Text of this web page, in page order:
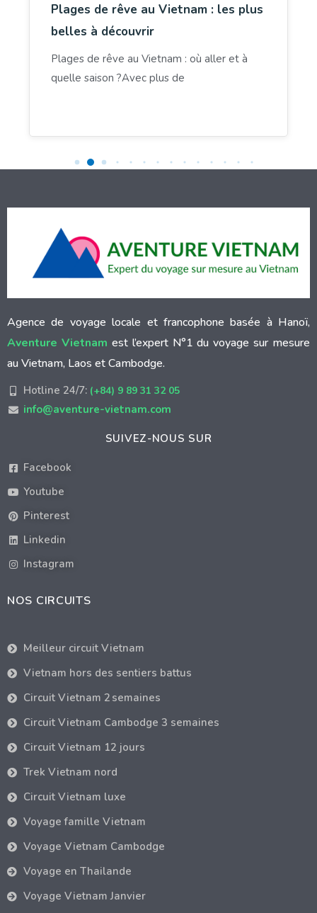
Plages de rêve au Vietnam : les plus
belles à découvrir
Plages de rêve au Vietnam : où aller et à
quelle saison ?Avec plus de
Agence de voyage locale et francophone basée à Hanoï,
Aventure Vietnam est l’expert N°1 du voyage sur mesure
au Vietnam, Laos et Cambodge.
Hotline 24/7: (+84) 9 89 31 32 05
info@aventure-vietnam.com
SUIVEZ-NOUS SUR
Facebook
Youtube
Pinterest
Linkedin
Instagram
NOS CIRCUITS
Meilleur circuit Vietnam
Vietnam hors des sentiers battus
Circuit Vietnam 2 semaines
Circuit Vietnam Cambodge 3 semaines
Circuit Vietnam 12 jours
Trek Vietnam nord
Circuit Vietnam luxe
Voyage famille Vietnam
Voyage Vietnam Cambodge
Voyage en Thailande
Voyage Vietnam Janvier